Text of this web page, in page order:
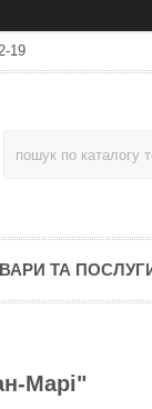
19
ТА
Марі"